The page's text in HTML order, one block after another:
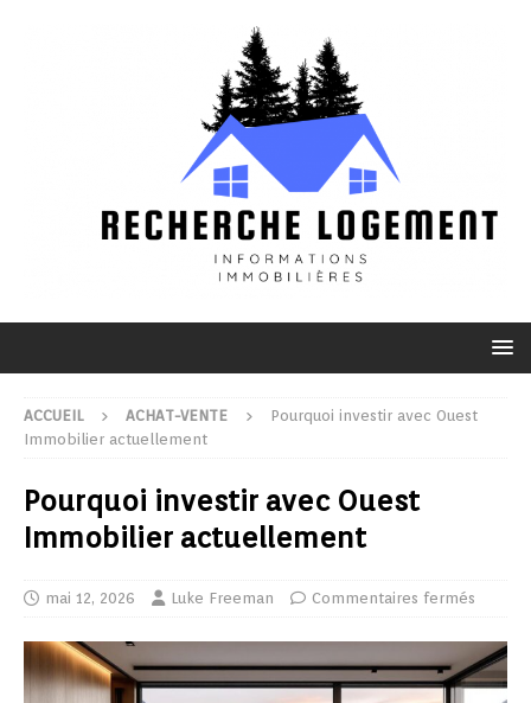
ACCUEIL ACHAT-VENTE
Pourquoi investir avec Ouest
Immobilier actuellement
Pourquoi investir avec Ouest
Immobilier actuellement
mai 12, 2026 Luke Freeman Commentaires fermés